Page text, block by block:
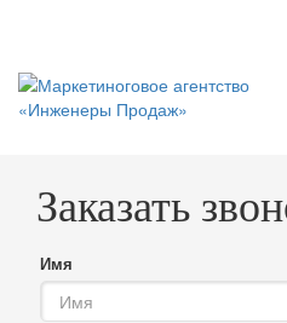
Заказать
Имя